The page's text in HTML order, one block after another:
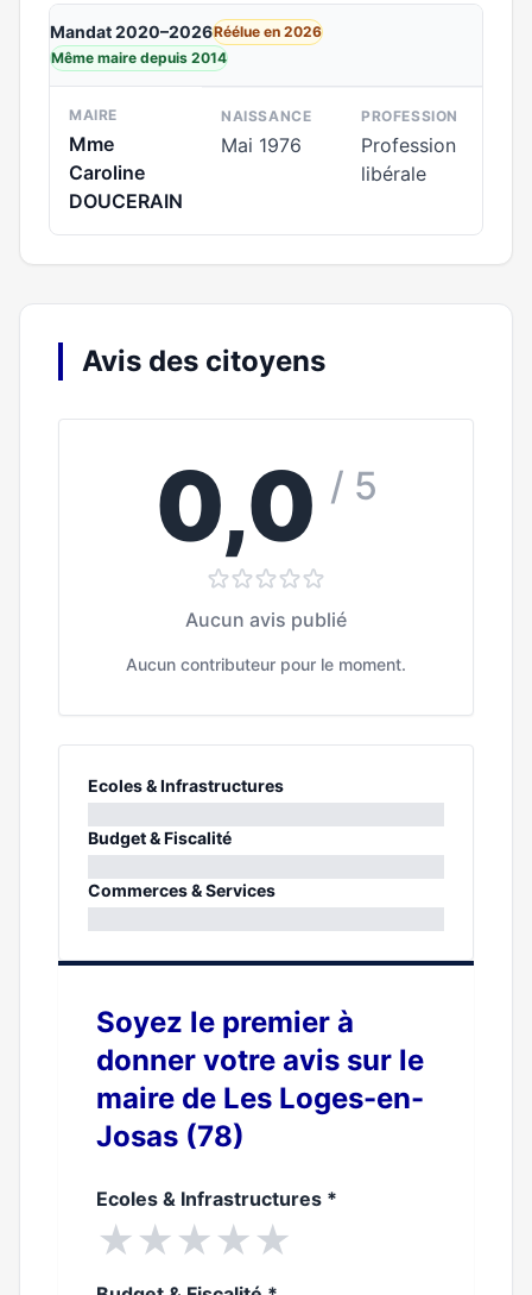
Mandat 2020–2026Réélue en 2026
Même maire depuis 2014
MAIRE
Mme
Caroline
DOUCERAIN
NAISSANCE
Mai 1976
PROFESSION
Profession
libérale
Avis des citoyens
0,0 / 5
Aucun avis publié
Aucun contributeur pour le moment.
Ecoles & Infrastructures
0%
Budget & Fiscalité
0%
Commerces & Services
Soyez le premier à
donner votre avis sur le
maire de Les Loges-en-
Josas (78)
Ecoles & Infrastructures *
★★★★★